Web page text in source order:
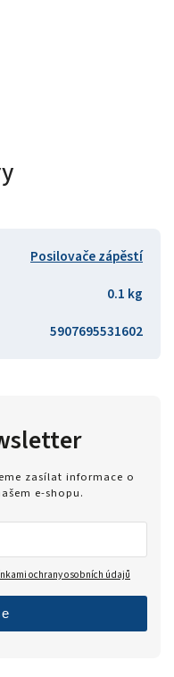
Posilovače zápěstí
0.1 kg
5907695531602
zasílat informace o
e-shopu.
ochrany osobních údajů